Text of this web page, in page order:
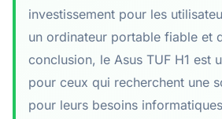
investissement pour les
un ordinateur portable fiable et
conclusion, le Asus TUF H1 est
pour ceux qui recherchent une
pour leurs besoins